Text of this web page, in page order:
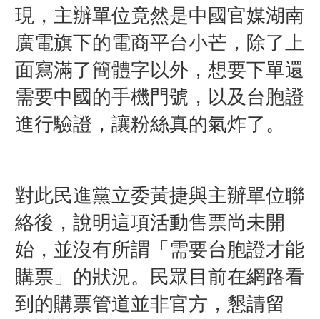
現，主辦單位竟然是中國官媒湖南
廣電旗下的電商平台小芒，除了上
面寫滿了簡體字以外，想要下單還
需要中國的手機門號，以及台胞證
進行驗證，讓粉絲真的氣炸了。
對此民進黨立委黃捷與主辦單位聯
絡後，說明這項活動售票尚未開
始，並沒有所謂「需要台胞證才能
購票」的狀況。民眾目前在網路看
到的購票管道並非官方，懇請留